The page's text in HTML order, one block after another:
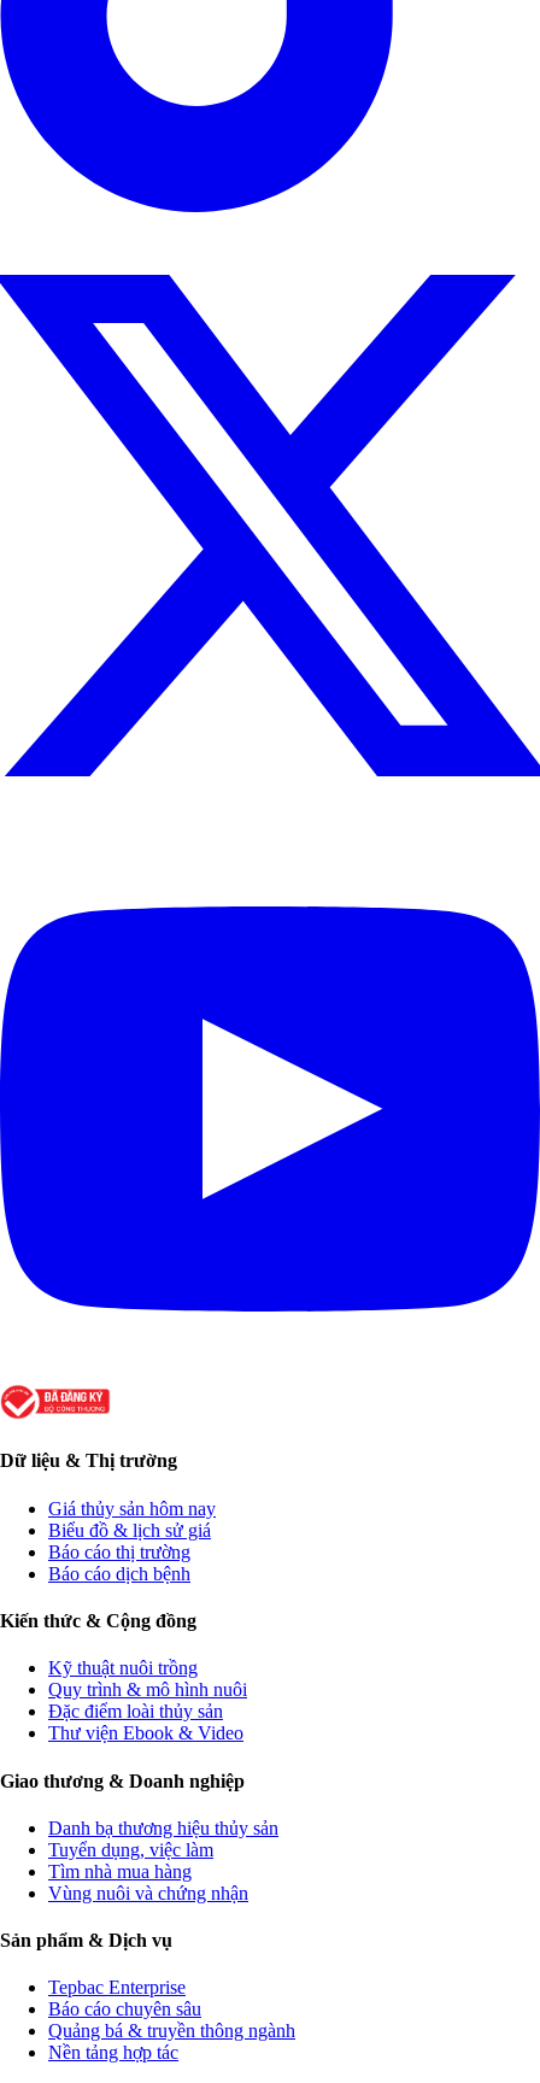
Dữ liệu & Thị trường
Giá thủy sản hôm nay
Biểu đồ & lịch sử giá
Báo cáo thị trường
Báo cáo dịch bệnh
Kiến thức & Cộng đồng
Kỹ thuật nuôi trồng
Quy trình & mô hình nuôi
Đặc điểm loài thủy sản
Thư viện Ebook & Video
Giao thương & Doanh nghiệp
Danh bạ thương hiệu thủy sản
Tuyển dụng, việc làm
Tìm nhà mua hàng
Vùng nuôi và chứng nhận
Sản phẩm & Dịch vụ
Tepbac Enterprise
Báo cáo chuyên sâu
Quảng bá & truyền thông ngành
Nền tảng hợp tác